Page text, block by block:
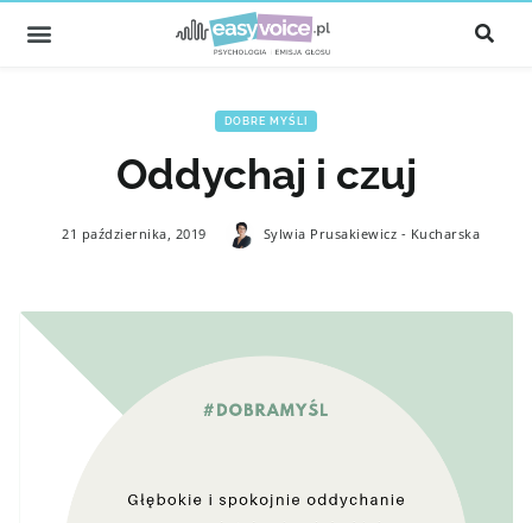
DOBRE MYŚLI
Oddychaj i czuj
21 października, 2019 Sylwia Prusakiewicz - Kucharska